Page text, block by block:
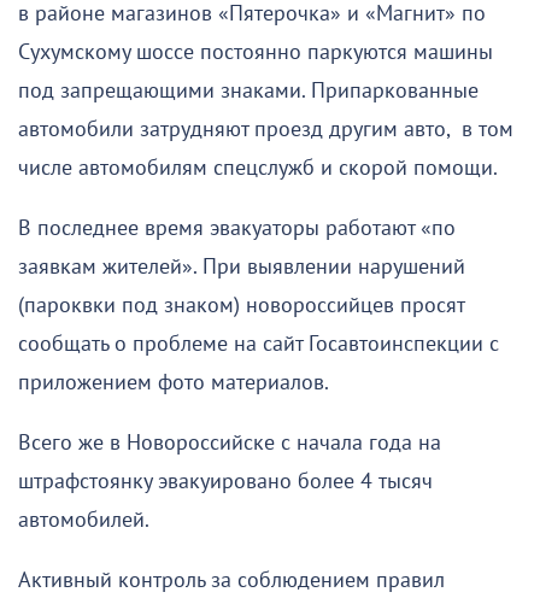
в районе магазинов «Пятерочка» и «Магнит» по
Сухумскому шоссе постоянно паркуются машины
под запрещающими знаками. Припаркованные
автомобили затрудняют проезд другим авто, в том
числе автомобилям спецслужб и скорой помощи.
В последнее время эвакуаторы работают «по
заявкам жителей». При выявлении нарушений
(пароквки под знаком) новороссийцев просят
сообщать о проблеме на сайт Госавтоинспекции с
приложением фото материалов.
Всего же в Новороссийске с начала года на
штрафстоянку эвакуировано более 4 тысяч
автомобилей.
Активный контроль за соблюдением правил